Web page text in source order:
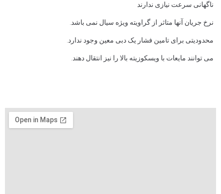
ناگهانی سرعت نیازی ندارند
نرخ جریان آنها متاثر از گراویته ویژه سیال نمی باشد.
محدودیتی برای تامین فشار یک دبی معین وجود ندارد.
می توانند مایعات با ویسکوزیته بالا را نیز انتقال دهند.